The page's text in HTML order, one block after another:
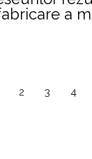
a
2 3 4